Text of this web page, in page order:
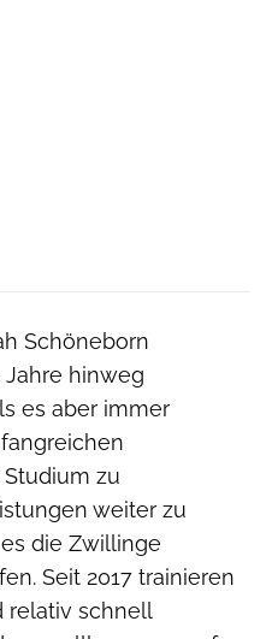
Schöneborn
hinweg
es aber immer
zu
weiter zu
die Zwillinge
Seit 2017 trainieren
relativ schnell